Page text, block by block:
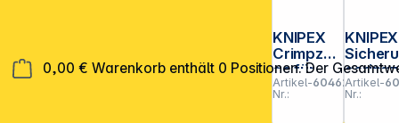
0,00 € Warenkorb enthält 0 Positionen. Der
KNIPEX
Crimpzan
ge für
Aderend
hülsen
Artikel-
Nr.:
604620
KNIPEX
ngen-
Set
Artikel-
Nr.: